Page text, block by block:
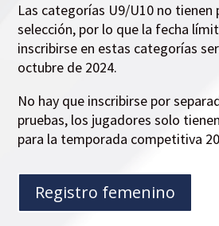
Las categorías U9/U10 no tienen
selección, por lo que la fecha
inscribirse en estas categorías
octubre de 2024.
No hay que inscribirse por
pruebas, los jugadores solo
para la temporada competitiva
Registro femenino